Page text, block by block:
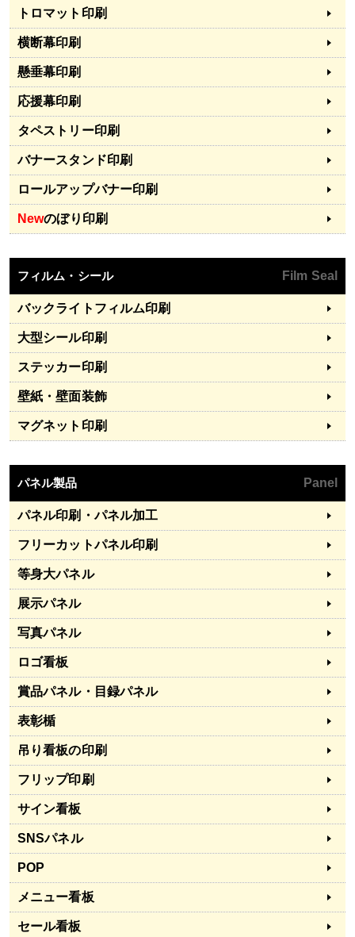
トロマット印刷
横断幕印刷
懸垂幕印刷
応援幕印刷
タペストリー印刷
バナースタンド印刷
ロールアップバナー印刷
Newのぼり印刷
フィルム・シール Film Seal
バックライトフィルム印刷
大型シール印刷
ステッカー印刷
壁紙・壁面装飾
マグネット印刷
パネル製品 Panel
パネル印刷・パネル加工
フリーカットパネル印刷
等身大パネル
展示パネル
写真パネル
ロゴ看板
賞品パネル・目録パネル
表彰楯
吊り看板の印刷
フリップ印刷
サイン看板
SNSパネル
POP
メニュー看板
セール看板